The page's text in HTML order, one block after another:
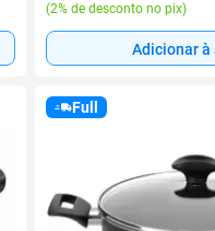
(2% de desconto no pix)
Adicionar à
Full